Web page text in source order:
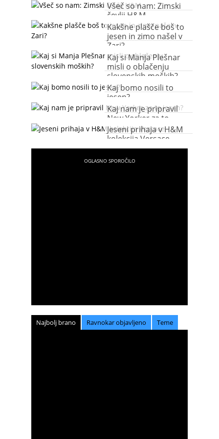
Všeč so nam: Zimski
čevlji H&M
Kakšne plašče boš to
jesen in zimo našel v
Zari?
Kaj si Manja Plešnar
misli o oblačenju
slovenskih moških?
Kaj bomo nosili to
jesen?
Kaj nam je pripravil
New Yorker za to
jesen?
Jeseni prihaja v H&M
kolekcija Versace
Najbolj brano Ravnokar objavljeno Teme